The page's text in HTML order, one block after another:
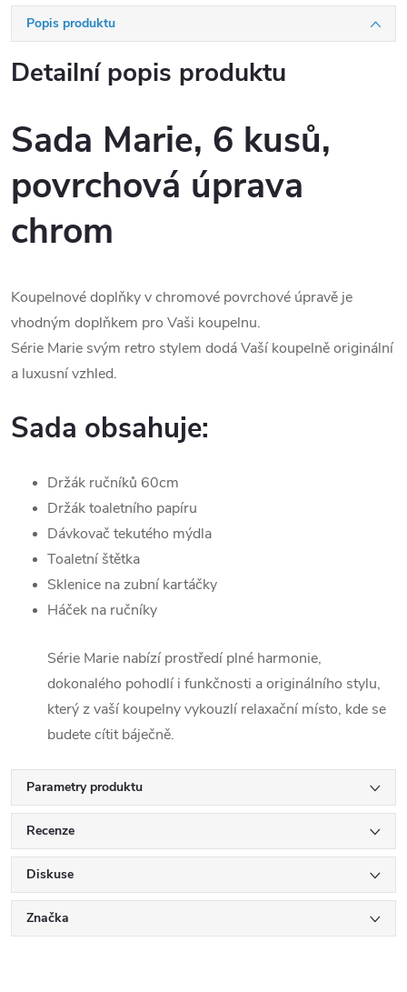
Popis produktu
Detailní popis produktu
Sada Marie, 6 kusů,
povrchová úprava
chrom
Koupelnové doplňky v chromové povrchové úpravě je
vhodným doplňkem pro Vaši koupelnu.
Série Marie svým retro stylem dodá Vaší koupelně originální
a luxusní vzhled.
Sada obsahuje:
Držák ručníků 60cm
Držák toaletního papíru
Dávkovač tekutého mýdla
Toaletní štětka
Sklenice na zubní kartáčky
Háček na ručníky
Série Marie nabízí prostředí plné harmonie,
dokonalého pohodlí i funkčnosti a originálního stylu,
který z vaší koupelny vykouzlí relaxační místo, kde se
budete cítit báječně.
Parametry produktu
Recenze
Diskuse
Značka